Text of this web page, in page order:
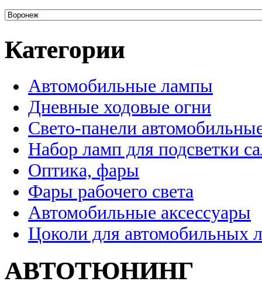
Категории
Автомобильные лампы
Дневные ходовые огни
Свето-панели
Набор ламп для подсветки
Оптика, фары
Фары рабочего света
Автомобильные аксессуары
Цоколи для автомобильных
АВТОТЮНИНГ